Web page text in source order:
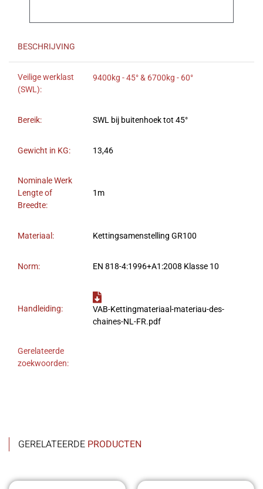
BESCHRIJVING
Veilige werklast
(SWL):
9400kg - 45° & 6700kg - 60°
Bereik: SWL bij buitenhoek tot 45°
Gewicht in KG: 13,46
Nominale Werk
Lengte of
Breedte:
1m
Materiaal: Kettingsamenstelling GR100
Norm: EN 818-4:1996+A1:2008 Klasse 10
Handleiding:
VAB-Kettingmateriaal-materiau-des-
chaines-NL-FR.pdf
Gerelateerde
zoekwoorden:
GERELATEERDE PRODUCTEN